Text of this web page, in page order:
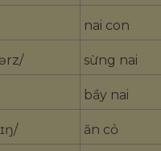
nai con
sừng nai
bầy nai
ăn cỏ